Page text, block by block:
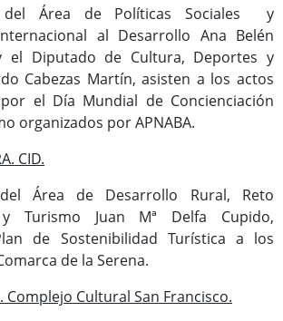
del Área de Políticas Sociales y
al Desarrollo Ana Belén
el Diputado de Cultura, Deportes y
Cabezas Martín, asisten a los actos
el Día Mundial de Concienciación
organizados por APNABA.
CID.
Área de Desarrollo Rural, Reto
y Turismo Juan Mª Delfa Cupido,
de Sostenibilidad Turística a los
de la Serena.
Complejo Cultural San Francisco.